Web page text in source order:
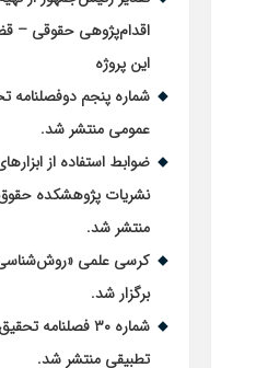
اقدام‌پژوهی حقوقی –
این پروژه
شماره پنجم دوفصلنامه
عمومی منتشر شد.
ضوابط استفاده از
نشریات پژوهشکده حقوق
منتشر شد.
کرسی علمی
برگزار شد.
شماره ۳۰
تطبیقی منتشر شد.